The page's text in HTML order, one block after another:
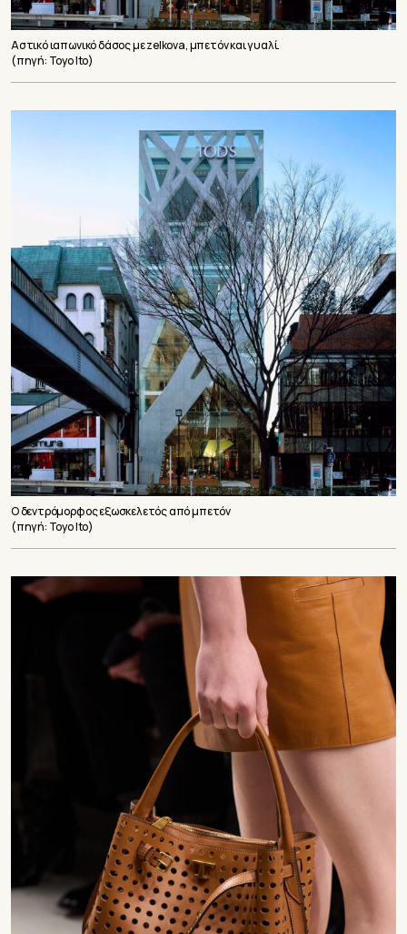
Αστικό ιαπωνικό δάσος με zelkova, μπετόν και γυαλί.
(πηγή: Toyo Ito)
O δεντρόμορφος εξωσκελετός από μπετόν
(πηγή: Toyo Ito)